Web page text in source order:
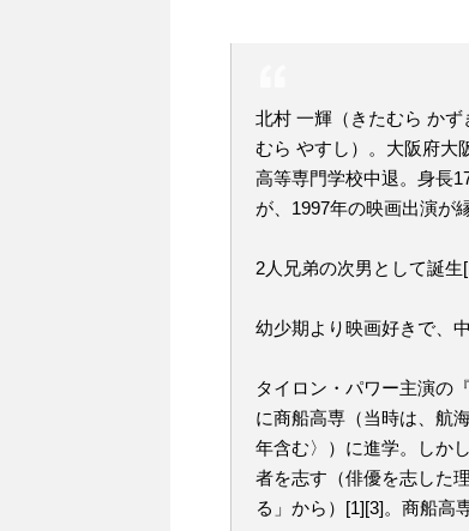
北村 一輝（きたむら か
むら やすし）。大阪府大
高等専門学校中退。身長
が、1997年の映画出演が
2人兄弟の次男として誕生
幼少期より映画好きで、
タイロン・パワー主演の
に商船高専（当時は、航
年含む〉）に進学。しか
者を志す（俳優を志した
る」から）[1][3]。商船高